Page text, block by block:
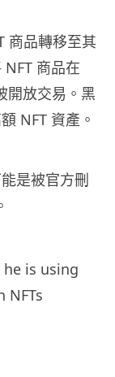
商品轉移至其
商品在
開放交易。黑
NFT 資產。
是被官方刪
is using
NFTs